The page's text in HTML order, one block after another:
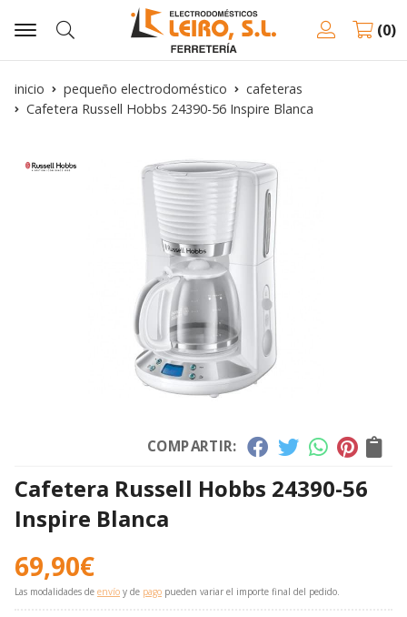
Buscar
0
inicio pequeño electrodoméstico
cafeteras
Cafetera Russell Hobbs 24390-56 Inspire Blanca
COMPARTIR:
Cafetera Russell Hobbs 24390-56
Inspire Blanca
69,90€
Las modalidades de envío y de pago pueden variar el importe final del pedido.